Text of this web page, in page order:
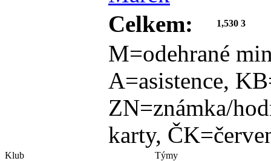
Celkem: 1,530 3
M=odehrané
A=asistence,
ZN=známka/
karty,
Klub
Týmy